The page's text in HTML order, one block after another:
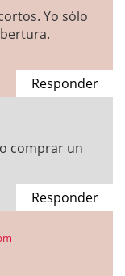
Yo sólo
Responder
comprar un
Responder